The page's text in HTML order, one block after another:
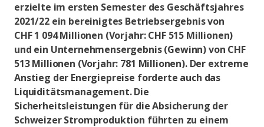
erzielte im ersten Semester des Geschäftsjahres
2021/22 ein bereinigtes Betriebsergebnis von
CHF 1 094 Millionen (Vorjahr: CHF 515 Millionen)
und ein Unternehmensergebnis (Gewinn) von CHF
513 Millionen (Vorjahr: 781 Millionen). Der extreme
Anstieg der Energiepreise forderte auch das
Liquiditätsmanagement. Die
Sicherheitsleistungen für die Absicherung der
Schweizer Stromproduktion führten zu einem